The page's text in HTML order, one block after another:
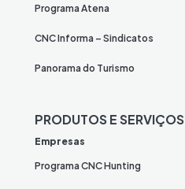
Programa Atena
CNC Informa – Sindicatos
Panorama do Turismo
PRODUTOS E SERVIÇOS
Empresas
Programa CNC Hunting